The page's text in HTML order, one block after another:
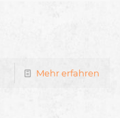
Mehr erfahren